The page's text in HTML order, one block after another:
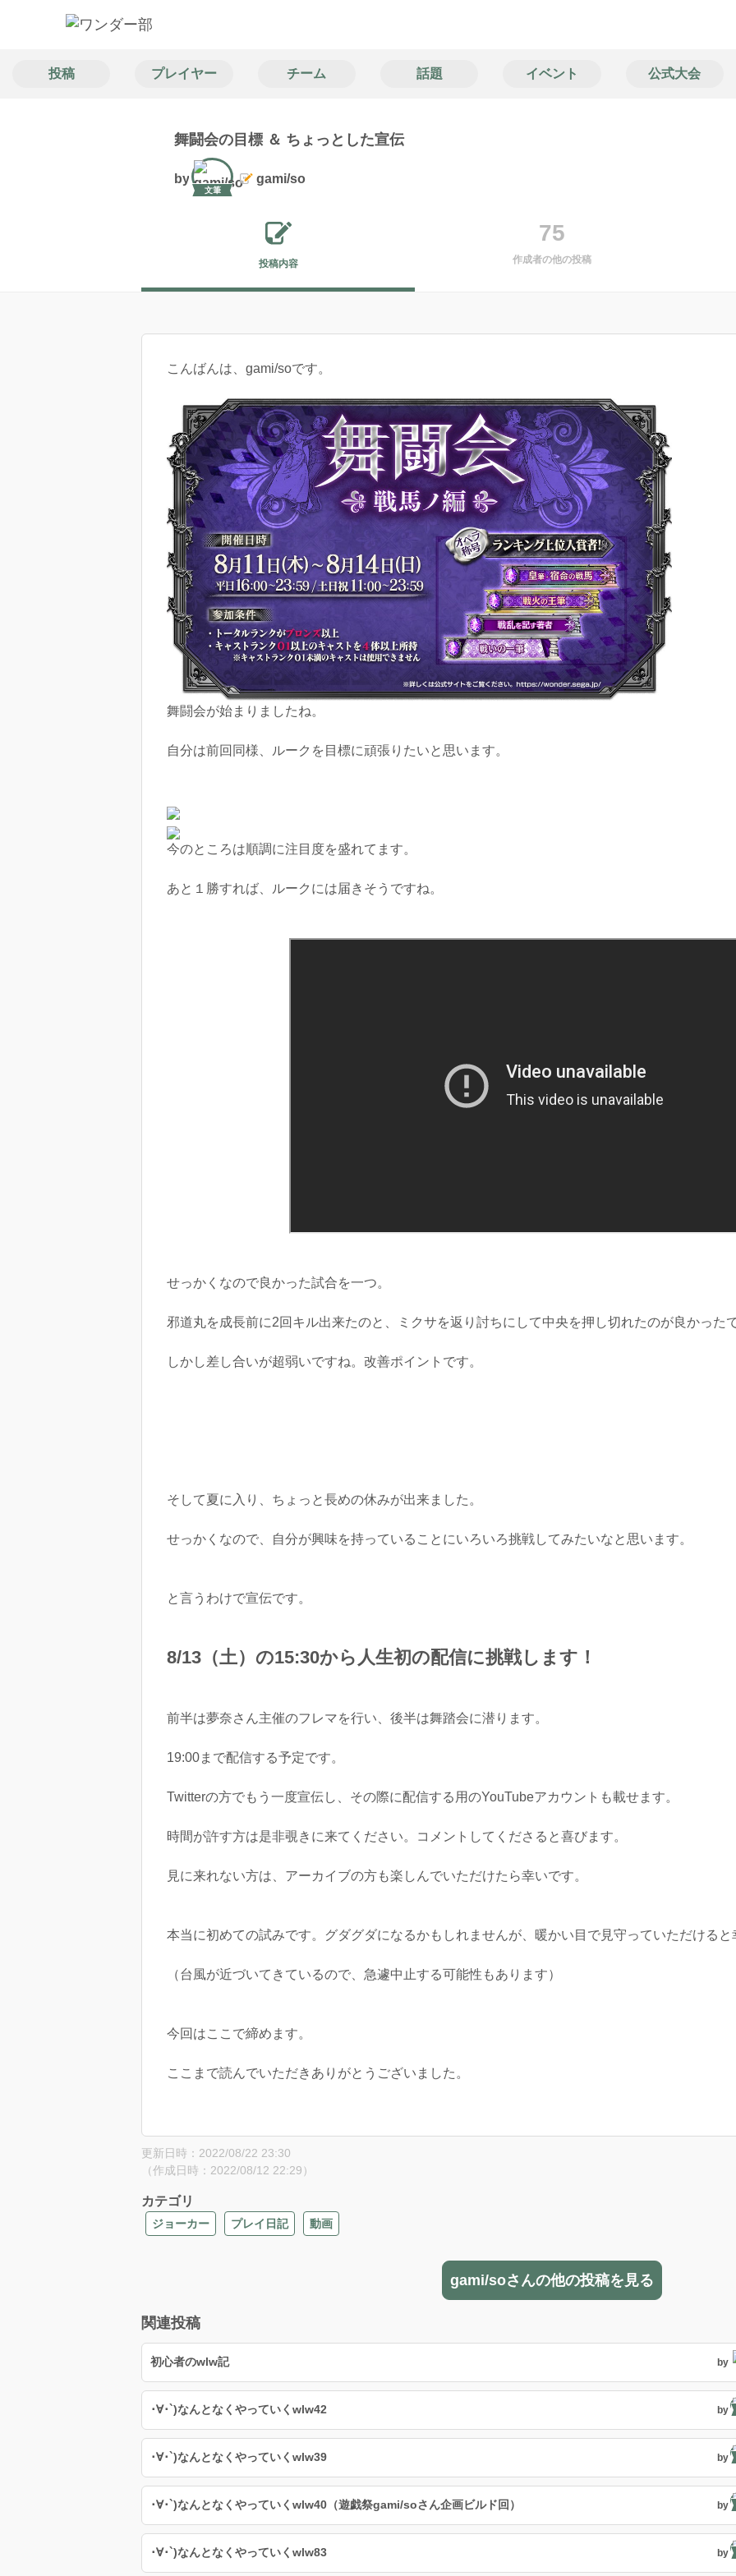
投稿 プレイヤー チーム 話題 イベント 公式大会
舞闘会の目標 ＆ ちょっとした宣伝
by
文筆
gami/so
投稿内容
75
作成者の他の投稿
こんばんは、gami/soです。
舞闘会が始まりましたね。
自分は前回同様、ルークを目標に頑張りたいと思います。
今のところは順調に注目度を盛れてます。
あと１勝すれば、ルークには届きそうですね。
せっかくなので良かった試合を一つ。
邪道丸を成長前に2回キル出来たのと、ミクサを返り討ちにして中央を押し切れたのが良かった
しかし差し合いが超弱いですね。改善ポイントです。
そして夏に入り、ちょっと長めの休みが出来ました。
せっかくなので、自分が興味を持っていることにいろいろ挑戦してみたいなと思います。
と言うわけで宣伝です。
8/13（土）の15:30から人生初の配信に挑戦します！
前半は夢奈さん主催のフレマを行い、後半は舞踏会に潜ります。
19:00まで配信する予定です。
Twitterの方でもう一度宣伝し、その際に配信する用のYouTubeアカウントも載せます。
時間が許す方は是非覗きに来てください。コメントしてくださると喜びます。
見に来れない方は、アーカイブの方も楽しんでいただけたら幸いです。
本当に初めての試みです。グダグダになるかもしれませんが、暖かい目で見守っていただけると
（台風が近づいてきているので、急遽中止する可能性もあります）
今回はここで締めます。
ここまで読んでいただきありがとうございました。
更新日時：2022/08/22 23:30
（作成日時：2022/08/12 22:29）
カテゴリ
ジョーカー プレイ日記 動画
gami/soさんの他の投稿を見る
関連投稿
初心者のwlw記 by
･∀･`)なんとなくやっていくwlw42 by
･∀･`)なんとなくやっていくwlw39 by
･∀･`)なんとなくやっていくwlw40（遊戯祭gami/soさん企画ビルド回） by
･∀･`)なんとなくやっていくwlw83 by